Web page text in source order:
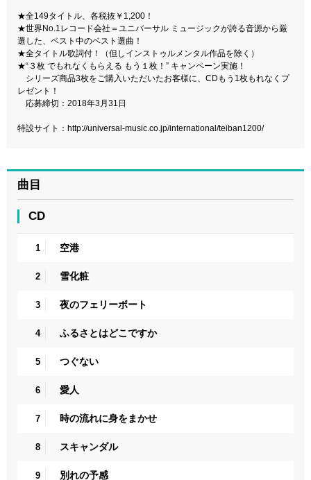
★全149タイトル、各税抜￥1,200！
★世界No.1レコード会社＝ユニバーサル ミュージックが誇る音源から厳
選した、ベスト中のベスト選曲！
★全タイトル歌詞付！（但しインストゥルメンタル作品を除く）
★“３枚 でもれなくもらえる もう１枚！” キャンペーン実施！
シリーズ商品3枚をご購入いただいたお客様に、CDもう1枚もれなくプ
レゼント！
応募締切：2018年3月31日
特設サイト： http://universal-music.co.jp/international/teiban1200/
曲目
CD
1 空港
2 雪化粧
3 夜のフェリーボート
4 ふるさとはどこですか
5 つぐない
6 愛人
7 時の流れに身をまかせ
8 スキャンダル
9 別れの予感